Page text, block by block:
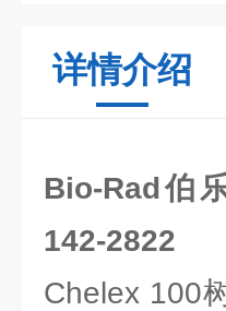
详情介绍
Bio-Rad伯
142-2822
Chelex 100